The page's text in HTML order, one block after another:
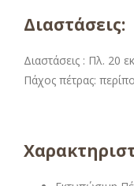
Διαστάσεις:
Διαστάσεις : Πλ. 20
Πάχος πέτρας: